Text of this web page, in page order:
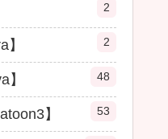
2
2
48
】 53